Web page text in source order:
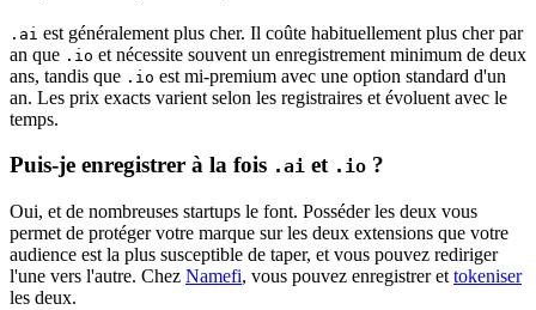
.ai est généralement plus cher. Il coûte habituellement plus cher par
an que .io et nécessite souvent un enregistrement minimum de deux
ans, tandis que .io est mi-premium avec une option standard d'un
an. Les prix exacts varient selon les registraires et évoluent avec le
temps.
Puis-je enregistrer à la fois .ai et .io ?
Oui, et de nombreuses startups le font. Posséder les deux vous
permet de protéger votre marque sur les deux extensions que votre
audience est la plus susceptible de taper, et vous pouvez rediriger
l'une vers l'autre. Chez Namefi, vous pouvez enregistrer et tokeniser
les deux.